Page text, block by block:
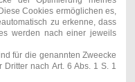
Cookies ermöglichen es,
zu erkenne, dass
werden nach einer jeweils
für die genannten Zweecke
nach Art. 6 Abs. 1 S. 1